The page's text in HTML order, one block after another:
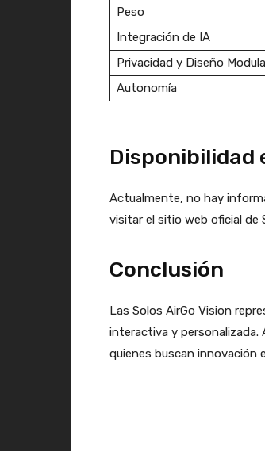
Peso
Integración de IA
Privacidad y Diseño
Autonomía
Disponibilidad
Actualmente, no hay
visitar el sitio web oficial de
Conclusión
Las Solos AirGo Vision
interactiva y personalizada.
quienes buscan innovación